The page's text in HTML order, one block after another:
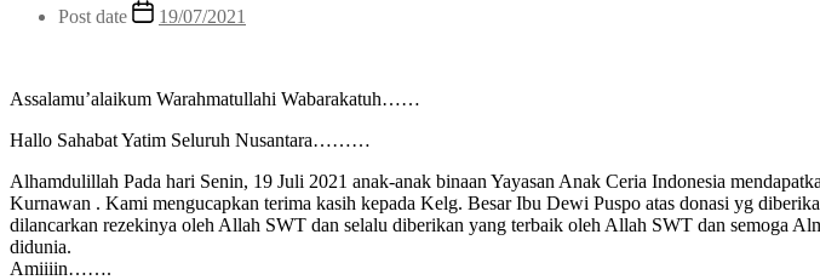
Post date
19/07/2021
Assalamu’alaikum Warahmatullahi Wabarakatuh……
Hallo Sahabat Yatim Seluruh Nusantara………
Alhamdulillah Pada hari Senin, 19 Juli 2021 anak-anak binaan Yayasan Anak Ceria Indonesia
Kurnawan . Kami mengucapkan terima kasih kepada Kelg. Besar Ibu Dewi Puspo atas donasi yg
dilancarkan rezekinya oleh Allah SWT dan selalu diberikan yang terbaik oleh Allah SWT dan semoga
didunia.
Amiiiin…….